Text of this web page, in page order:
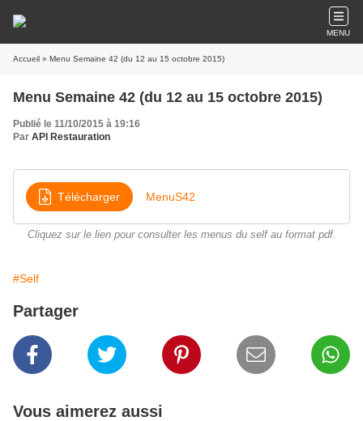
MENU
Accueil » Menu Semaine 42 (du 12 au 15 octobre 2015)
Menu Semaine 42 (du 12 au 15 octobre 2015)
Publié le 11/10/2015 à 19:16
Par API Restauration
Télécharger MenuS42
Cliquez sur le lien pour consulter les menus du self au format pdf.
#Self
Partager
Vous aimerez aussi